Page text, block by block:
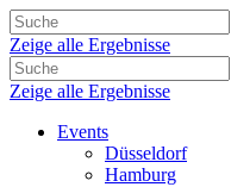
Zeige alle Ergebnisse
Zeige alle Ergebnisse
Events
Düsseldorf
Hamburg